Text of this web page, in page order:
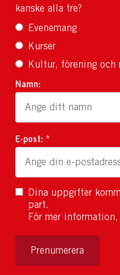
kanske alla tre?
Evenemang
Kurser
Kultur, förening och
Namn:
E-post: *
Dina uppgifter
part.
För mer
Prenumerera